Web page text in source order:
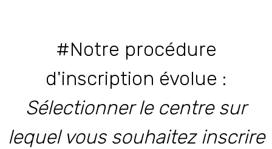
#Notre procédure
d'inscription évolue :
Sélectionner le centre sur
lequel vous souhaitez inscrire